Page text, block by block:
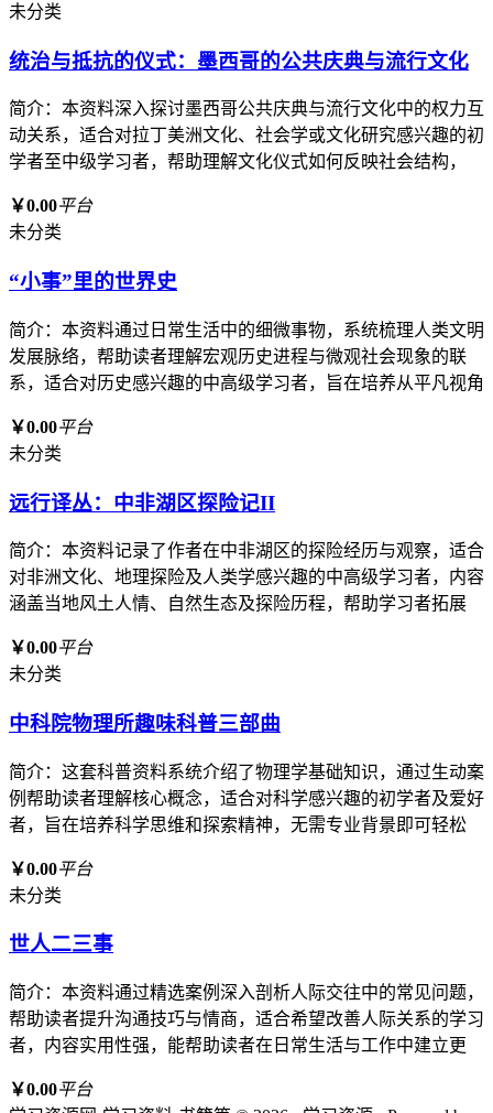
未分类
统治与抵抗的仪式：墨西哥的公共庆典与流行文化
简介：本资料深入探讨墨西哥公共庆典与流行文化中的权力互
动关系，适合对拉丁美洲文化、社会学或文化研究感兴趣的初
学者至中级学习者，帮助理解文化仪式如何反映社会结构，
￥0.00平台
未分类
“小事”里的世界史
简介：本资料通过日常生活中的细微事物，系统梳理人类文明
发展脉络，帮助读者理解宏观历史进程与微观社会现象的联
系，适合对历史感兴趣的中高级学习者，旨在培养从平凡视角
￥0.00平台
未分类
远行译丛：中非湖区探险记II
简介：本资料记录了作者在中非湖区的探险经历与观察，适合
对非洲文化、地理探险及人类学感兴趣的中高级学习者，内容
涵盖当地风土人情、自然生态及探险历程，帮助学习者拓展
￥0.00平台
未分类
中科院物理所趣味科普三部曲
简介：这套科普资料系统介绍了物理学基础知识，通过生动案
例帮助读者理解核心概念，适合对科学感兴趣的初学者及爱好
者，旨在培养科学思维和探索精神，无需专业背景即可轻松
￥0.00平台
未分类
世人二三事
简介：本资料通过精选案例深入剖析人际交往中的常见问题，
帮助读者提升沟通技巧与情商，适合希望改善人际关系的学习
者，内容实用性强，能帮助读者在日常生活与工作中建立更
￥0.00平台